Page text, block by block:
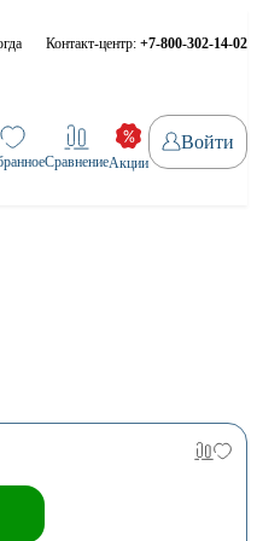
Контакт-центр: +7-800-302-14-02
СравнениеАкции
Войти